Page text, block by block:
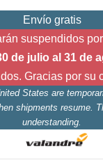
Envío gratis
suspendidos
de julio al 31 de
Gracias por su
States are
shipments resume.
understanding.